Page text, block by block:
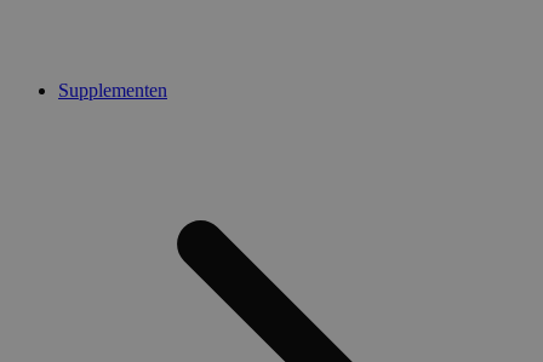
Supplementen